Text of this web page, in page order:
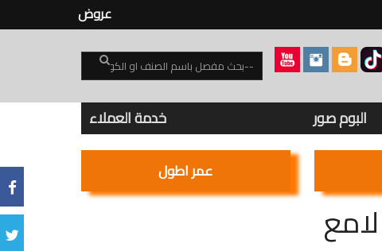
عروض
البوم صور خدمة العملاء
عمر اطول